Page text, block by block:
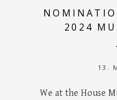
2024
13.
We at the House